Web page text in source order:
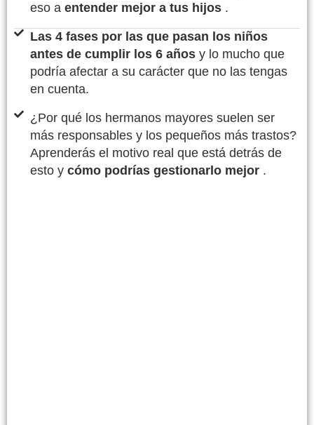
eso a entender mejor a tus hijos .
Las 4 fases por las que pasan los niños
antes de cumplir los 6 años y lo mucho que
podría afectar a su carácter que no las tengas
en cuenta.
¿Por qué los hermanos mayores suelen ser
más responsables y los pequeños más trastos?
Aprenderás el motivo real que está detrás de
esto y cómo podrías gestionarlo mejor .